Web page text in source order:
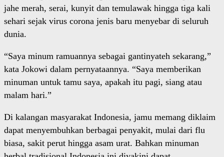
jahe merah, serai, kunyit dan temulawak hingga tiga kali
sehari sejak virus corona jenis baru menyebar di seluruh
dunia.
“Saya minum ramuannya sebagai gantinyateh sekarang,”
kata Jokowi dalam pernyataannya. “Saya memberikan
minuman untuk tamu saya, apakah itu pagi, siang atau
malam hari.”
Di kalangan masyarakat Indonesia, jamu memang diklaim
dapat menyembuhkan berbagai penyakit, mulai dari flu
biasa, sakit perut hingga asam urat. Bahkan minuman